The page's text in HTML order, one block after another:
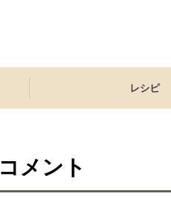
レシピ
コメント